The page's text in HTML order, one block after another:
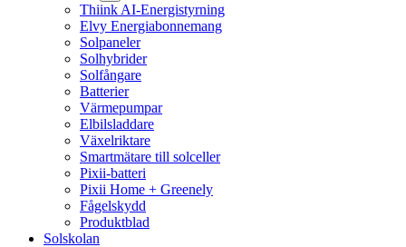
Thiink AI-Energistyrning
Elvy Energiabonnemang
Solpaneler
Solhybrider
Solfångare
Batterier
Värmepumpar
Elbilsladdare
Växelriktare
Smartmätare till solceller
Pixii-batteri
Pixii Home + Greenely
Fågelskydd
Produktblad
Solskolan